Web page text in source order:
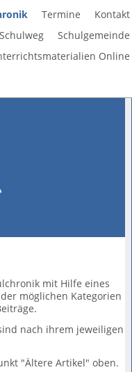
Kontakt
Termine
Schulgemeinde
Online
mit Hilfe eines
möglichen Kategorien
nach ihrem jeweiligen
"Ältere Artikel" oben.